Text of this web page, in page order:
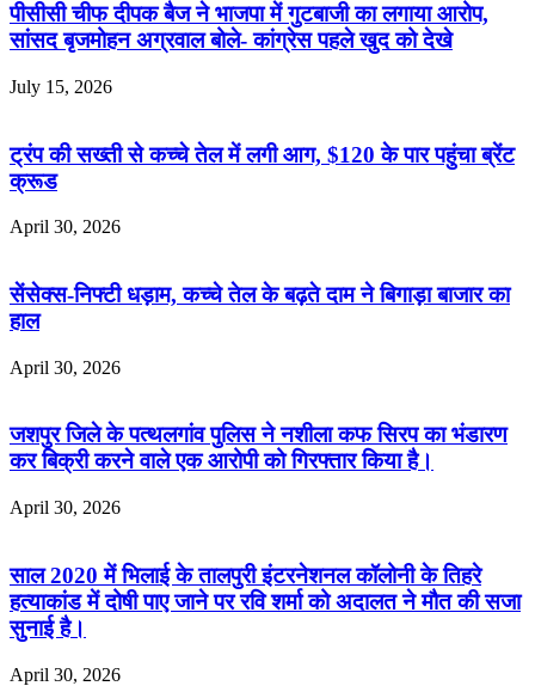
पीसीसी चीफ दीपक बैज ने भाजपा में गुटबाजी का लगाया आरोप,
सांसद बृजमोहन अग्रवाल बोले- कांग्रेस पहले खुद को देखे
July 15, 2026
ट्रंप की सख्ती से कच्चे तेल में लगी आग, $120 के पार पहुंचा ब्रेंट
क्रूड
April 30, 2026
सेंसेक्स-निफ्टी धड़ाम, कच्चे तेल के बढ़ते दाम ने बिगाड़ा बाजार का
हाल
April 30, 2026
जशपुर जिले के पत्थलगांव पुलिस ने नशीला कफ सिरप का भंडारण
कर बिक्री करने वाले एक आरोपी को गिरफ्तार किया है।
April 30, 2026
साल 2020 में भिलाई के तालपुरी इंटरनेशनल कॉलोनी के तिहरे
हत्याकांड में दोषी पाए जाने पर रवि शर्मा को अदालत ने मौत की सजा
सुनाई है।
April 30, 2026